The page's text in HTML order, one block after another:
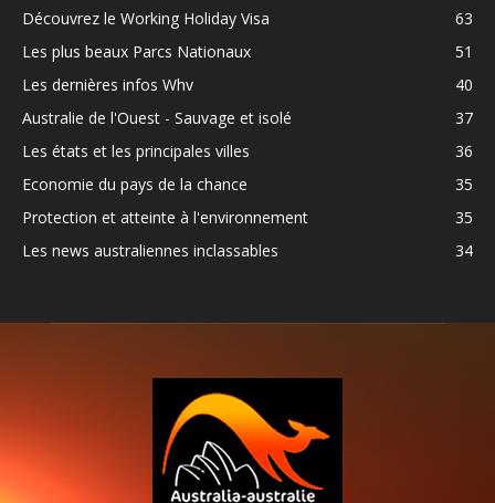
Découvrez le Working Holiday Visa
63
Les plus beaux Parcs Nationaux
51
Les dernières infos Whv
40
Australie de l'Ouest - Sauvage et isolé
37
Les états et les principales villes
36
Economie du pays de la chance
35
Protection et atteinte à l'environnement
35
Les news australiennes inclassables
34